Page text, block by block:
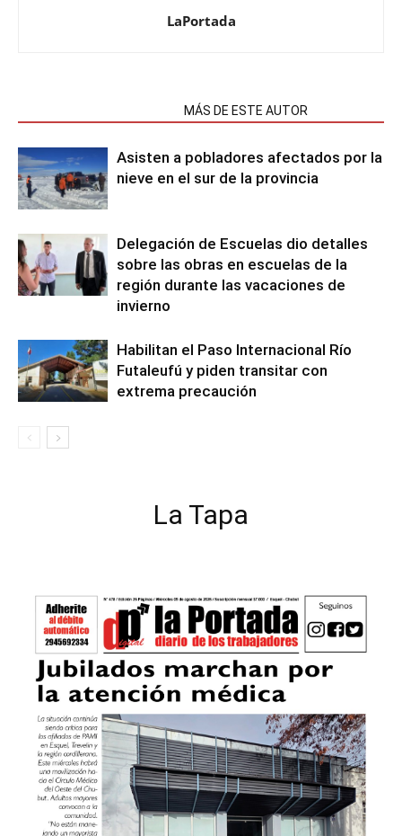
LaPortada
MÁS DE ESTE AUTOR
Asisten a pobladores afectados por la
nieve en el sur de la provincia
Delegación de Escuelas dio detalles
sobre las obras en escuelas de la
región durante las vacaciones de
invierno
Habilitan el Paso Internacional Río
Futaleufú y piden transitar con
extrema precaución
La Tapa